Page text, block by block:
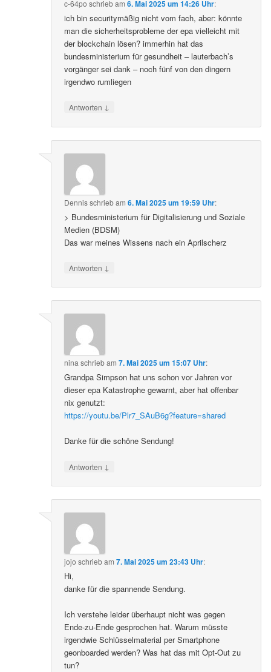
c-64po schriebam6. Mai 2025 um 14:26 Uhr:
ich bin securitymäßig nicht vom fach, aber: könnte
man die sicherheitsprobleme der epa vielleicht mit
der blockchain lösen? immerhin hat das
bundesministerium für gesundheit – lauterbach’s
vorgänger sei dank – noch fünf von den dingern
irgendwo rumliegen
Antworten ↓
Dennisschriebam6. Mai 2025 um 19:59 Uhr:
> Bundesministerium für Digitalisierung und Soziale
Medien (BDSM)
Das war meines Wissens nach ein Aprilscherz
Antworten ↓
nina schriebam7. Mai 2025 um 15:07 Uhr:
Grandpa Simpson hat uns schon vor Jahren vor
dieser epa Katastrophe gewarnt, aber hat offenbar
nix genutzt:
https://youtu.be/Plr7_SAuB6g?feature=shared
Danke für die schöne Sendung!
Antworten ↓
jojo schriebam7. Mai 2025 um 23:43 Uhr:
Hi,
danke für die spannende Sendung.
Ich verstehe leider überhaupt nicht was gegen
Ende-zu-Ende gesprochen hat. Warum müsste
irgendwie Schlüsselmaterial per Smartphone
geonboarded werden? Was hat das mit Opt-Out zu
tun?